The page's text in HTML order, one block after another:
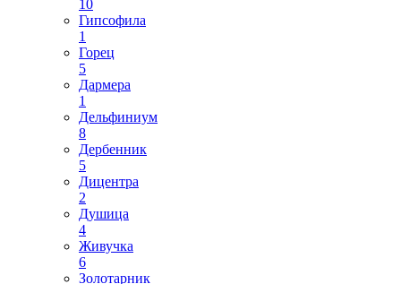
10
Гипсофила
1
Горец
5
Дармера
1
Дельфиниум
8
Дербенник
5
Дицентра
2
Душица
4
Живучка
6
Золотарник